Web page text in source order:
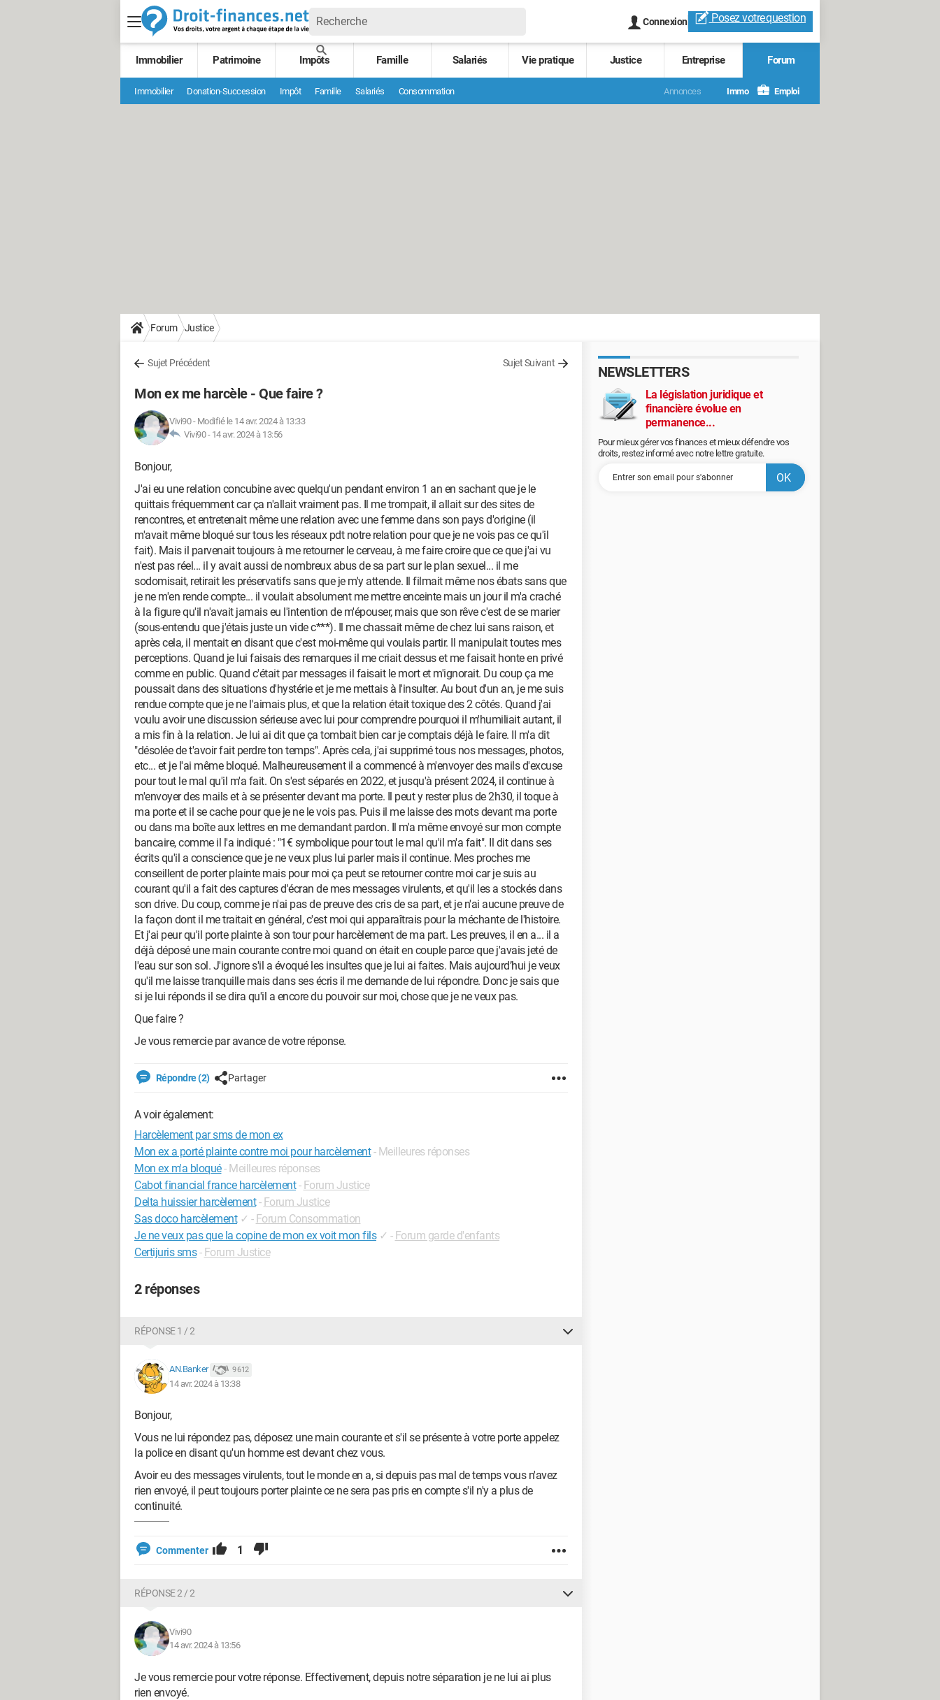
Connexion Posez votrequestion
Immobilier Patrimoine Impôts Famille Salariés Vie pratique Justice Entreprise Forum
Immobilier Donation-Succession Impôt Famille Salariés Consommation Annonces Immo Emploi
Forum Justice
Sujet Précédent Sujet Suivant
Mon ex me harcèle - Que faire ?
Vivi90- Modifié le 14 avr. 2024 à 13:33
Vivi90 - 14 avr. 2024 à 13:56
Bonjour,
J'ai eu une relation concubine avec quelqu'un pendant environ 1 an en sachant que je le
quittais fréquemment car ça n'allait vraiment pas. Il me trompait, il allait sur des sites de
rencontres, et entretenait même une relation avec une femme dans son pays d'origine (il
m'avait même bloqué sur tous les réseaux pdt notre relation pour que je ne vois pas ce qu'il
fait). Mais il parvenait toujours à me retourner le cerveau, à me faire croire que ce que j'ai vu
n'est pas réel... il y avait aussi de nombreux abus de sa part sur le plan sexuel... il me
sodomisait, retirait les préservatifs sans que je m'y attende. Il filmait même nos ébats sans que
je ne m'en rende compte... il voulait absolument me mettre enceinte mais un jour il m'a craché
à la figure qu'il n'avait jamais eu l'intention de m'épouser, mais que son rêve c'est de se marier
(sous-entendu que j'étais juste un vide c***). Il me chassait même de chez lui sans raison, et
après cela, il mentait en disant que c'est moi-même qui voulais partir. Il manipulait toutes mes
perceptions. Quand je lui faisais des remarques il me criait dessus et me faisait honte en privé
comme en public. Quand c'était par messages il faisait le mort et m'ignorait. Du coup ça me
poussait dans des situations d'hystérie et je me mettais à l'insulter. Au bout d'un an, je me suis
rendue compte que je ne l'aimais plus, et que la relation était toxique des 2 côtés. Quand j'ai
voulu avoir une discussion sérieuse avec lui pour comprendre pourquoi il m'humiliait autant, il
a mis fin à la relation. Je lui ai dit que ça tombait bien car je comptais déjà le faire. Il m'a dit
"désolée de t'avoir fait perdre ton temps". Après cela, j'ai supprimé tous nos messages, photos,
etc... et je l'ai même bloqué. Malheureusement il a commencé à m'envoyer des mails d'excuse
pour tout le mal qu'il m'a fait. On s'est séparés en 2022, et jusqu'à présent 2024, il continue à
m'envoyer des mails et à se présenter devant ma porte. Il peut y rester plus de 2h30, il toque à
ma porte et il se cache pour que je ne le vois pas. Puis il me laisse des mots devant ma porte
ou dans ma boîte aux lettres en me demandant pardon. Il m'a même envoyé sur mon compte
bancaire, comme il l'a indiqué : "1€ symbolique pour tout le mal qu'il m'a fait". Il dit dans ses
écrits qu'il a conscience que je ne veux plus lui parler mais il continue. Mes proches me
conseillent de porter plainte mais pour moi ça peut se retourner contre moi car je suis au
courant qu'il a fait des captures d'écran de mes messages virulents, et qu'il les a stockés dans
son drive. Du coup, comme je n'ai pas de preuve des cris de sa part, et je n'ai aucune preuve de
la façon dont il me traitait en général, c'est moi qui apparaîtrais pour la méchante de l'histoire.
Et j'ai peur qu'il porte plainte à son tour pour harcèlement de ma part. Les preuves, il en a... il a
déjà déposé une main courante contre moi quand on était en couple parce que j'avais jeté de
l'eau sur son sol. J'ignore s'il a évoqué les insultes que je lui ai faites. Mais aujourd’hui je veux
qu'il me laisse tranquille mais dans ses écris il me demande de lui répondre. Donc je sais que
si je lui réponds il se dira qu'il a encore du pouvoir sur moi, chose que je ne veux pas.
Que faire ?
Je vous remercie par avance de votre réponse.
Répondre (2) Partager
A voir également:
Harcèlement par sms de mon ex
Mon ex a porté plainte contre moi pour harcèlement - Meilleures réponses
Mon ex m'a bloqué- Meilleures réponses
Cabot financial france harcèlement - Forum Justice
Delta huissier harcèlement - Forum Justice
Sas doco harcèlement ✓ - Forum Consommation
Je ne veux pas que la copine de mon ex voit mon fils ✓ - Forum garde d'enfants
Certijuris sms - Forum Justice
2 réponses
RÉPONSE 1 / 2
AN.Banker 9 612
14 avr. 2024 à 13:38
Bonjour,
Vous ne lui répondez pas, déposez une main courante et s'il se présente à votre porte appelez
la police en disant qu'un homme est devant chez vous.
Avoir eu des messages virulents, tout le monde en a, si depuis pas mal de temps vous n'avez
rien envoyé, il peut toujours porter plainte ce ne sera pas pris en compte s'il n'y a plus de
continuité.
Commenter 1
RÉPONSE 2 / 2
Vivi90
14 avr. 2024 à 13:56
Je vous remercie pour votre réponse. Effectivement, depuis notre séparation je ne lui ai plus
rien envoyé.
NEWSLETTERS
La législation juridique et
financière évolue en
permanence...
Pour mieux gérer vos finances et mieux défendre vos
droits, restez informé avec notre lettre gratuite.